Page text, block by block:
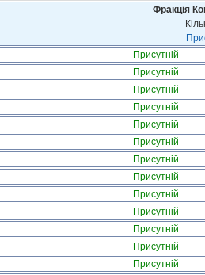
Фракція
Присутній
Присутній
Присутній
Присутній
Присутній
Присутній
Присутній
Присутній
Присутній
Присутній
Присутній
Присутній
Присутній